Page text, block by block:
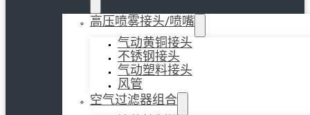
高压喷雾接头/喷嘴
气动黄铜接头
不锈钢接头
气动塑料接头
风管
空气过滤器组合